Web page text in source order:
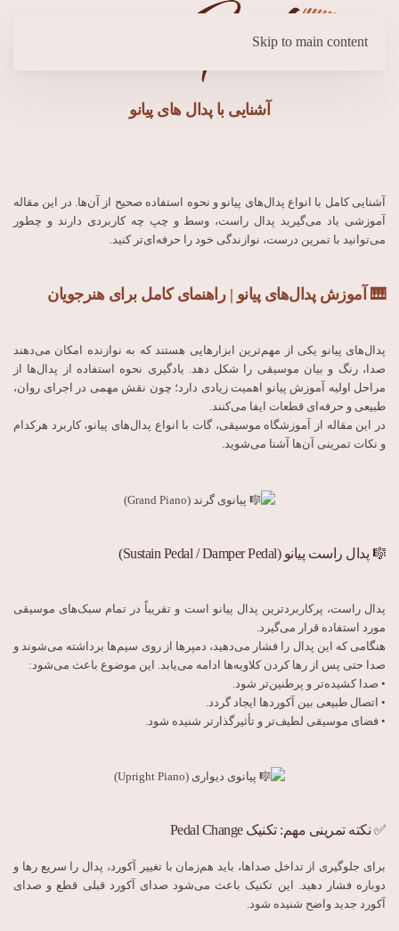
Skip to main content
آشنایی با پدال های پیانو
آشنایی کامل با انواع پدال‌های پیانو و نحوه استفاده صحیح از آن‌ها. در این مقاله
آموزشی یاد می‌گیرید پدال راست، وسط و چپ چه کاربردی دارند و چطور
می‌توانید با تمرین درست، نوازندگی خود را حرفه‌ای‌تر کنید.
🎹 آموزش پدال‌های پیانو | راهنمای کامل برای هنرجویان
پدال‌های پیانو یکی از مهم‌ترین ابزارهایی هستند که به نوازنده امکان می‌دهند
صدا، رنگ و بیان موسیقی را شکل دهد. یادگیری نحوه استفاده از پدال‌ها از
مراحل اولیه آموزش پیانو اهمیت زیادی دارد؛ چون نقش مهمی در اجرای روان،
طبیعی و حرفه‌ای قطعات ایفا می‌کنند.
در این مقاله از آموزشگاه موسیقی، گات با انواع پدال‌های پیانو، کاربرد هرکدام
و نکات تمرینی آن‌ها آشنا می‌شوید.
🎼 پدال راست پیانو (Sustain Pedal / Damper Pedal)
پدال راست، پرکاربردترین پدال پیانو است و تقریباً در تمام سبک‌های موسیقی
مورد استفاده قرار می‌گیرد.
هنگامی که این پدال را فشار می‌دهید، دمپرها از روی سیم‌ها برداشته می‌شوند و
صدا حتی پس از رها کردن کلاویه‌ها ادامه می‌یابد. این موضوع باعث می‌شود:
• صدا کشیده‌تر و پرطنین‌تر شود.
• اتصال طبیعی بین آکوردها ایجاد گردد.
• فضای موسیقی لطیف‌تر و تأثیرگذارتر شنیده شود.
✅ نکته تمرینی مهم: تکنیک Pedal Change
برای جلوگیری از تداخل صداها، باید هم‌زمان با تغییر آکورد، پدال را سریع رها و
دوباره فشار دهید. این تکنیک باعث می‌شود صدای آکورد قبلی قطع و صدای
آکورد جدید واضح شنیده شود.